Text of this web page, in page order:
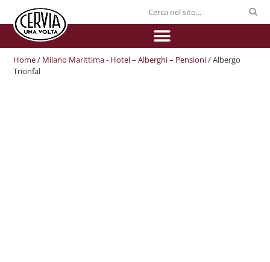
Home/ Milano Marittima - Hotel – Alberghi – Pensioni/ Albergo
Trionfal